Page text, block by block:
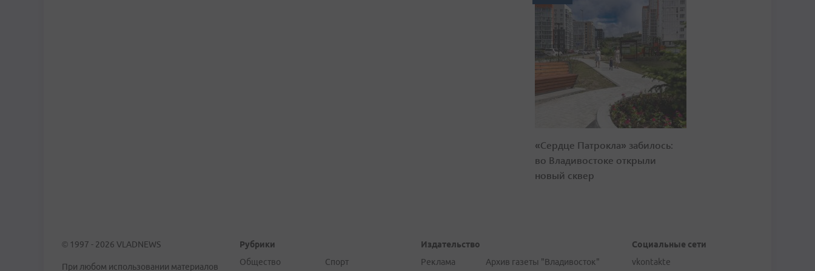
«Сердце Патрокла» забилось:
во Владивостоке открыли
новый сквер
© 1997 - 2026 VLADNEWS
При любом использовании материалов
Рубрики
Общество
Спорт
Издательство
Реклама
Архив газеты "Владивосток"
Социальные сети
vkontakte